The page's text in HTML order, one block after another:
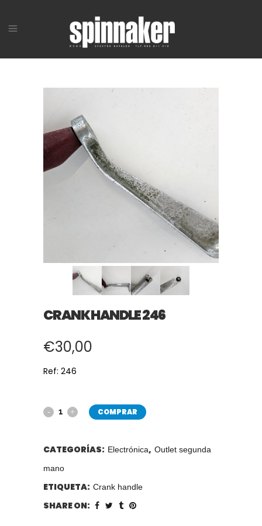
CRANK HANDLE 246
€30,00
Ref: 246
COMPRAR
CATEGORÍAS: Electrónica, Outlet segunda
mano
ETIQUETA: Crank handle
SHARE ON: